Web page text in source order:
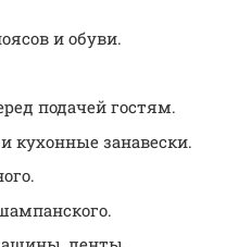
и обуви.
подачей гостям.
кухонные занавески.